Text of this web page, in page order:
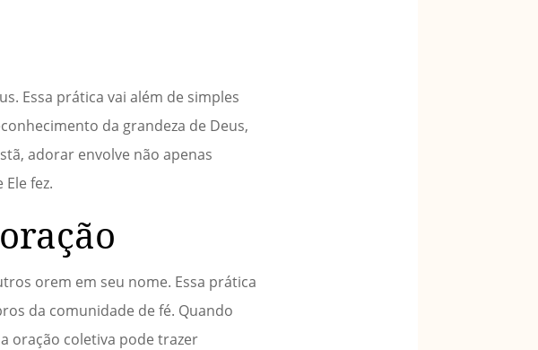
Essa prática vai além de simples
da grandeza de Deus,
adorar envolve não apenas
fez.
orem em seu nome. Essa prática
da comunidade de fé. Quando
oração coletiva pode trazer